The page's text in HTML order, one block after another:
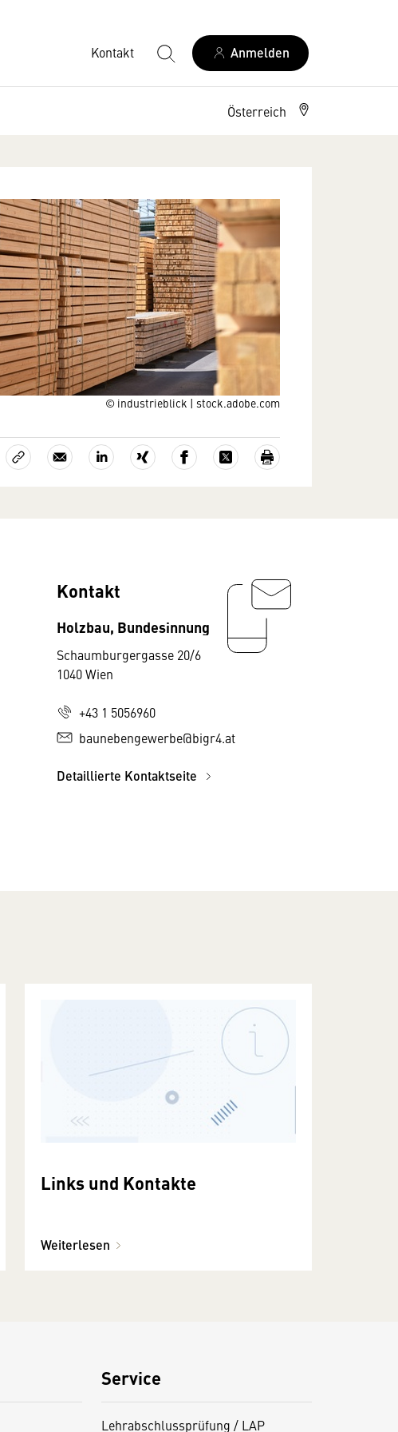
Kontakt Anmelden
Österreich
© industrieblick | stock.adobe.com
Kontakt
Holzbau, Bundesinnung
Schaumburgergasse 20/6
1040 Wien
+43 1 5056960
baunebengewerbe@bigr4.at
Detaillierte Kontaktseite
Links und Kontakte
Weiterlesen
Service
Lehrabschlussprüfung / LAP